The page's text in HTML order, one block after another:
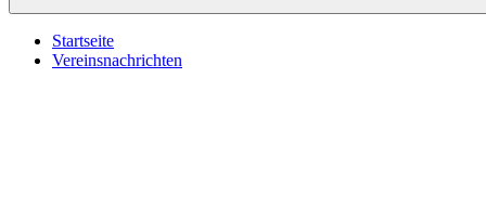
Startseite
Vereinsnachrichten